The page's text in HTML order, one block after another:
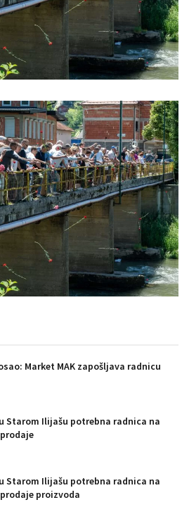
Market MAK zapošljava radnicu
Starom Ilijašu potrebna radnica na
Starom Ilijašu potrebna radnica na
proizvoda